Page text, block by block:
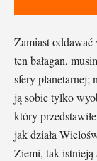
Zamiast
ten bałagan,
sfery planetarnej;
ją sobie tylko
który
jak działa
Ziemi, tak